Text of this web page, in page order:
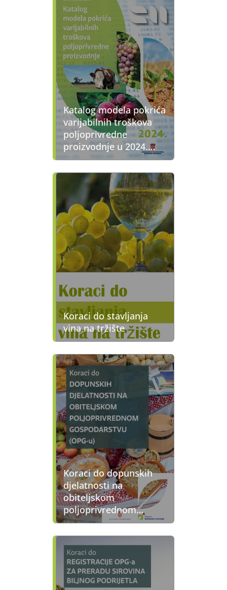
Katalog modela pokrića
varijabilnih troškova
poljoprivredne
proizvodnje u 2024.
godini
Koraci do stavljanja
vina na tržište
Koraci do dopunskih
djelatnosti na
obiteljskom
poljoprivrednom
gospodarstvu (OPG-u)